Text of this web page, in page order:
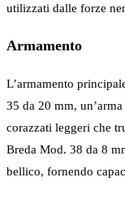
utilizzati dalle forze
Armamento
L’armamento
35 da 20 mm,
corazzati leggeri che
Breda Mod. 38 da 8
bellico, fornendo